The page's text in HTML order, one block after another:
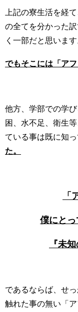
上記の寮生活を経
の全てを分かった
く一部だと思います
でもそこには「アフ
他方、学部での学
困、水不足、衛生
ている事は既に知っ
た。
「
僕にとっ
『未
であるならば、せ
触れた事の無い「